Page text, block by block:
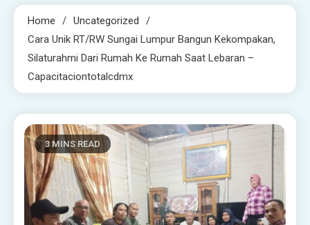
Home
Uncategorized
Cara Unik RT/RW Sungai Lumpur Bangun Kekompakan,
Silaturahmi Dari Rumah Ke Rumah Saat Lebaran –
Capacitaciontotalcdmx
3 MINS READ